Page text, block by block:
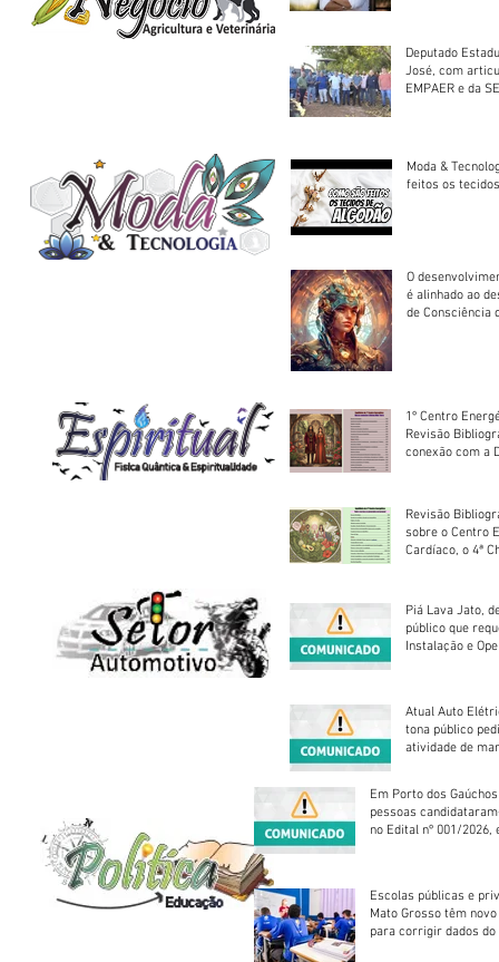
Deputado
José, com
EMPAER e da
Moda &
feitos os
O
é alinhado ao
de Consciência
1º Centro
Revisão
conexão com a
Revisão
sobre o Centro
Cardíaco, o 4ª
Piá Lava Jato,
público que
Instalação e
Atual Auto
tona público
atividade de
Em Porto dos
pessoas
no Edital nº 001/2026,
Escolas públicas e
Mato Grosso têm
para corrigir dados do